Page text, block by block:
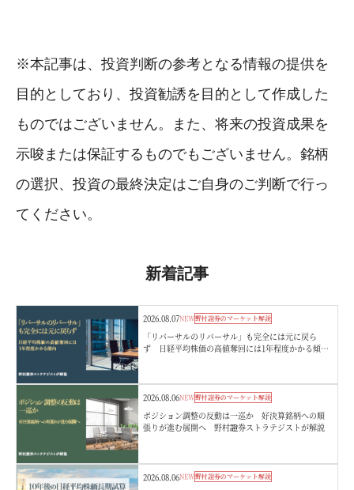
※本記事は、投資判断の参考となる情報の提供を
目的としており、投資勧誘を目的として作成した
ものではございません。また、将来の投資成果を
示唆または保証するものでもございません。銘柄
の選択、投資の最終決定はご自身のご判断で行っ
てください。
新着記事
2026.08.07NEW野村證券のマーケット解説
「リバーサルのリバーサル」も完全には元に戻ら
ず 日経平均株価の高値奪回には1年程度かかる傾
2026.08.06NEW野村證券のマーケット解説
ポジション調整の反動は一巡か 好決算銘柄への順
張りが進む展開へ 野村證券ストラテジストが解説
2026.08.06NEW野村證券のマーケット解説